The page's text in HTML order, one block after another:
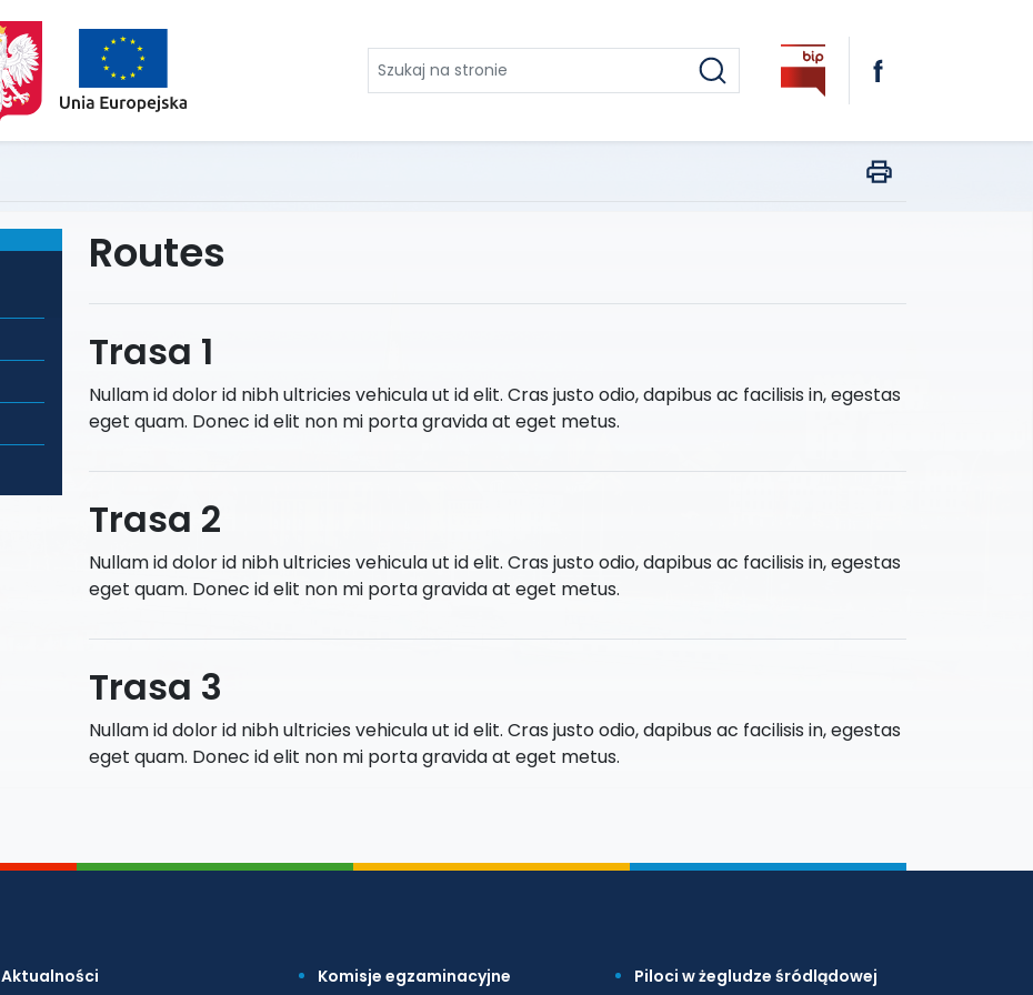
Szukaj
na
Routes
Trasa 1
Nullam id dolor id nibh ultricies vehicula ut id elit. Cras justo odio, dapibus ac facilisis in, egestas
eget quam. Donec id elit non mi porta gravida at eget metus.
Trasa 2
Nullam id dolor id nibh ultricies vehicula ut id elit. Cras justo odio, dapibus ac facilisis in, egestas
eget quam. Donec id elit non mi porta gravida at eget metus.
Trasa 3
Nullam id dolor id nibh ultricies vehicula ut id elit. Cras justo odio, dapibus ac facilisis in, egestas
eget quam. Donec id elit non mi porta gravida at eget metus.
Aktualności
Komisje egzaminacyjne
Piloci w żegludze śródlądowej